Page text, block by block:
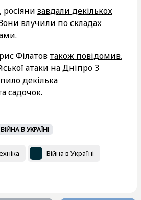
росіяни завдали декількох
влучили по складах
Філатов також повідомив,
атаки на Дніпро 3
декілька
садочок.
ВІЙНА В УКРАЇНІ
Війна в Україні